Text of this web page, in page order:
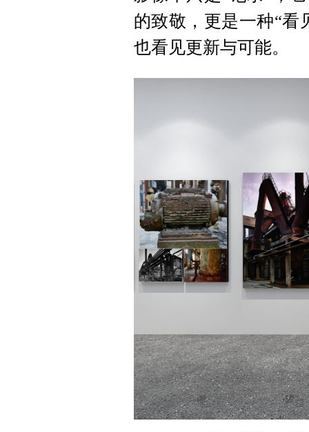
的致敬，更是一种“
也看见更新与可能。